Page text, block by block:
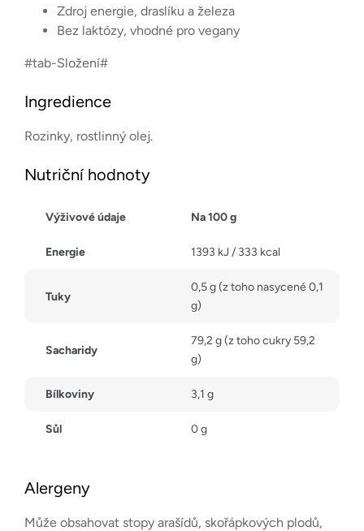
Zdroj energie, draslíku a železa
Bez laktózy, vhodné pro vegany
#tab-Složení#
Ingredience
Rozinky, rostlinný olej.
Nutriční hodnoty
Výživové údaje Na 100 g
Energie 1393 kJ / 333 kcal
Tuky
0,5 g (z toho nasycené 0,1
g)
Sacharidy
79,2 g (z toho cukry 59,2
g)
Bílkoviny 3,1 g
Sůl 0 g
Alergeny
Může obsahovat stopy arašídů, skořápkových plodů,